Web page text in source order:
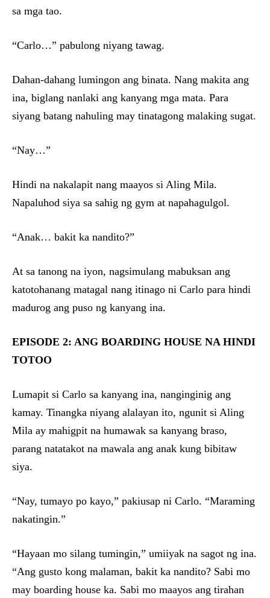
sa mga tao.
“Carlo…” pabulong niyang tawag.
Dahan-dahang lumingon ang binata. Nang makita ang
ina, biglang nanlaki ang kanyang mga mata. Para
siyang batang nahuling may tinatagong malaking sugat.
“Nay…”
Hindi na nakalapit nang maayos si Aling Mila.
Napaluhod siya sa sahig ng gym at napahagulgol.
“Anak… bakit ka nandito?”
At sa tanong na iyon, nagsimulang mabuksan ang
katotohanang matagal nang itinago ni Carlo para hindi
madurog ang puso ng kanyang ina.
EPISODE 2: ANG BOARDING HOUSE NA HINDI
TOTOO
Lumapit si Carlo sa kanyang ina, nanginginig ang
kamay. Tinangka niyang alalayan ito, ngunit si Aling
Mila ay mahigpit na humawak sa kanyang braso,
parang natatakot na mawala ang anak kung bibitaw
siya.
“Nay, tumayo po kayo,” pakiusap ni Carlo. “Maraming
nakatingin.”
“Hayaan mo silang tumingin,” umiiyak na sagot ng ina.
“Ang gusto kong malaman, bakit ka nandito? Sabi mo
may boarding house ka. Sabi mo maayos ang tirahan